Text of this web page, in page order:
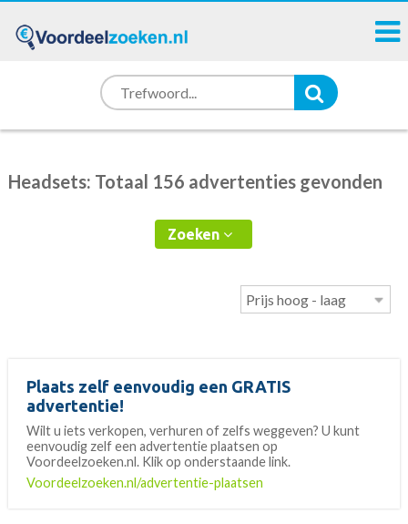
Headsets: Totaal 156 advertenties gevonden
Zoeken
Plaats zelf eenvoudig een GRATIS
advertentie!
Wilt u iets verkopen, verhuren of zelfs weggeven? U kunt
eenvoudig zelf een advertentie plaatsen op
Voordeelzoeken.nl. Klik op onderstaande link.
Voordeelzoeken.nl/advertentie-plaatsen